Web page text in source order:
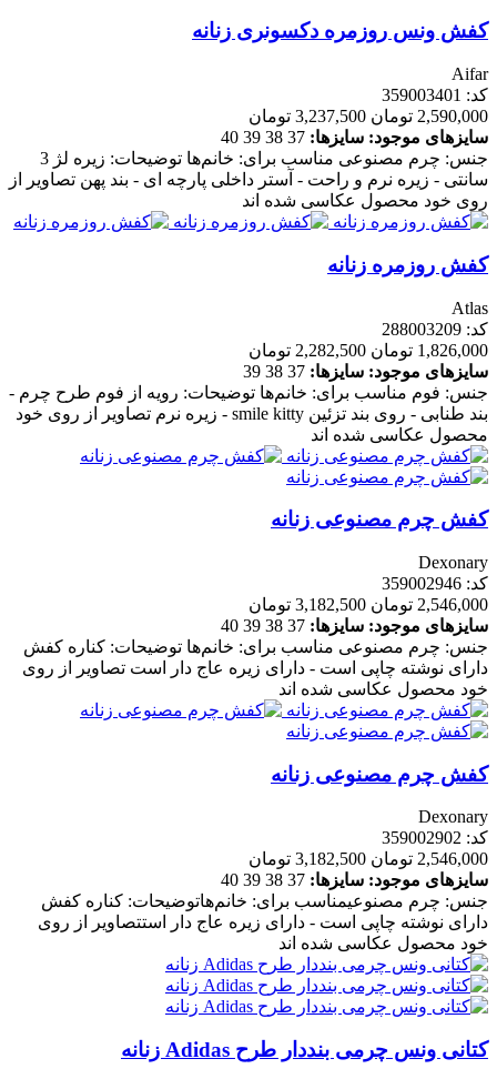
کفش ونس روزمره دکسونری زنانه
Aifar
کد: 359003401
2,590,000 تومان
3,237,500 تومان
سایزهای موجود: سایزها: 37
38
39
40
جنس: چرم مصنوعی مناسب برای: خانم‌ها توضیحات: زیره لژ 3
سانتی - زیره نرم و راحت - آستر داخلی پارچه ای - بند پهن تصاویر از
روی خود محصول عکاسی شده اند
کفش روزمره زنانه
Atlas
کد: 288003209
1,826,000 تومان
2,282,500 تومان
سایزهای موجود: سایزها: 37
38
39
جنس: فوم مناسب برای: خانم‌ها توضیحات: رویه از فوم طرح چرم -
بند طنابی - روی بند تزئین smile kitty - زیره نرم تصاویر از روی خود
محصول عکاسی شده اند
کفش چرم مصنوعی زنانه
Dexonary
کد: 359002946
2,546,000 تومان
3,182,500 تومان
سایزهای موجود: سایزها: 37
38
39
40
جنس: چرم مصنوعی مناسب برای: خانم‌ها توضیحات: کناره کفش
دارای نوشته چاپی است - دارای زیره عاج دار است تصاویر از روی
خود محصول عکاسی شده اند
کفش چرم مصنوعی زنانه
Dexonary
کد: 359002902
2,546,000 تومان
3,182,500 تومان
سایزهای موجود: سایزها: 37
38
39
40
جنس: چرم مصنوعیمناسب برای: خانم‌هاتوضیحات: کناره کفش
دارای نوشته چاپی است - دارای زیره عاج دار استتصاویر از روی
خود محصول عکاسی شده اند
کتانی ونس چرمی بنددار طرح Adidas زنانه